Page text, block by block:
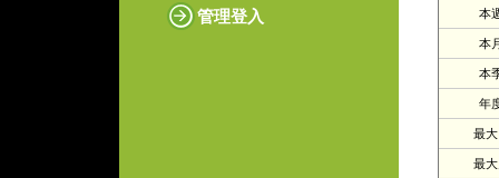
管理登入
本
本
本
年
最
最